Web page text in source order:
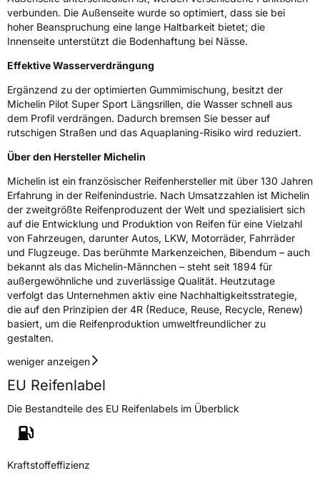
verbunden. Die Außenseite wurde so optimiert, dass sie bei
hoher Beanspruchung eine lange Haltbarkeit bietet; die
Innenseite unterstützt die Bodenhaftung bei Nässe.
Effektive Wasserverdrängung
Ergänzend zu der optimierten Gummimischung, besitzt der
Michelin Pilot Super Sport Längsrillen, die Wasser schnell aus
dem Profil verdrängen. Dadurch bremsen Sie besser auf
rutschigen Straßen und das Aquaplaning-Risiko wird reduziert.
Über den Hersteller Michelin
Michelin ist ein französischer Reifenhersteller mit über 130 Jahren
Erfahrung in der Reifenindustrie. Nach Umsatzzahlen ist Michelin
der zweitgrößte Reifenproduzent der Welt und spezialisiert sich
auf die Entwicklung und Produktion von Reifen für eine Vielzahl
von Fahrzeugen, darunter Autos, LKW, Motorräder, Fahrräder
und Flugzeuge. Das berühmte Markenzeichen, Bibendum – auch
bekannt als das Michelin-Männchen – steht seit 1894 für
außergewöhnliche und zuverlässige Qualität. Heutzutage
verfolgt das Unternehmen aktiv eine Nachhaltigkeitsstrategie,
die auf den Prinzipien der 4R (Reduce, Reuse, Recycle, Renew)
basiert, um die Reifenproduktion umweltfreundlicher zu
gestalten.
weniger anzeigen
EU Reifenlabel
Die Bestandteile des EU Reifenlabels im Überblick
Kraftstoffeffizienz